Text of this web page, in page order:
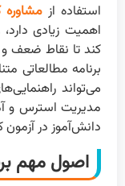
استفاده از مشاوره
اهمیت زیادی
کند تا نقاط ضعف
برنامه مطالعاتی
می‌تواند
مدیریت استرس و
دانش‌آموز در
اصول مهم